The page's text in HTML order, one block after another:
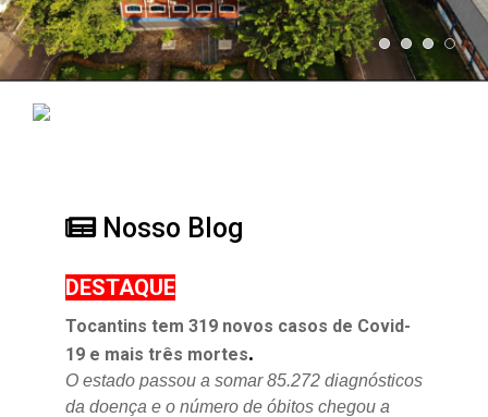
Nosso Blog
DESTAQUE
Tocantins tem 319 novos casos de Covid-
19 e mais três mortes.
O estado passou a somar 85.272 diagnósticos
da doença e o número de óbitos chegou a